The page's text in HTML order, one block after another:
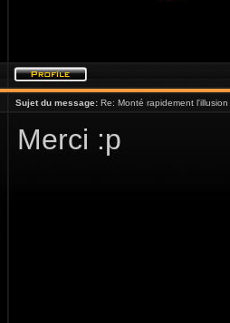
Sujet du message: Re: Monté rapidement l'illusion
Merci :p